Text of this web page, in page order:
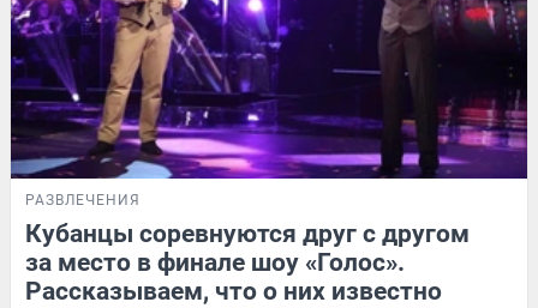
РАЗВЛЕЧЕНИЯ
Кубанцы соревнуются друг с другом
за место в финале шоу «Голос».
Рассказываем, что о них известно